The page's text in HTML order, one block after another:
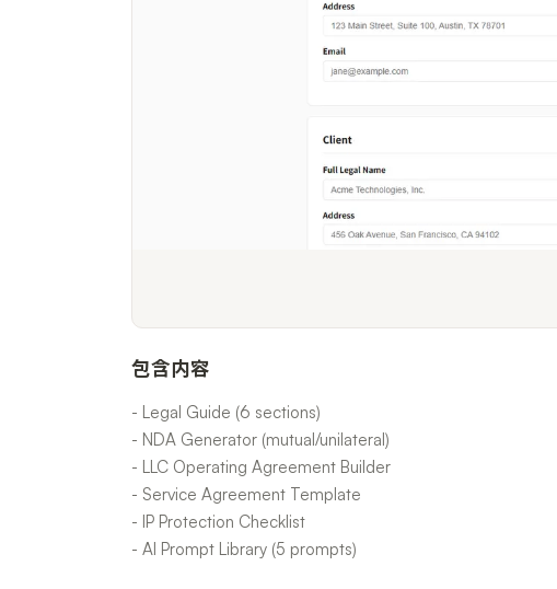
包含内容
- Legal Guide (6 sections)
- NDA Generator (mutual/unilateral)
- LLC Operating Agreement Builder
- Service Agreement Template
- IP Protection Checklist
- AI Prompt Library (5 prompts)